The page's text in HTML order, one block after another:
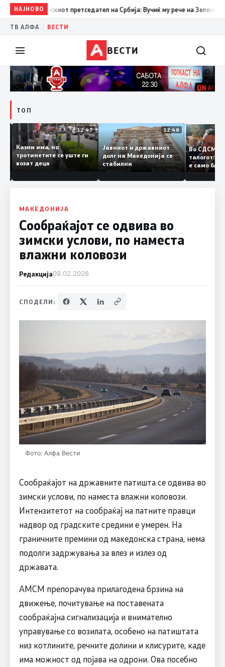
НАЈНОВО15:29Прва посета на украинскиот претседател на Србија:
ТВ АЛФА ВЕСТИ
ВЕСТИ
ТОП
12:47
Казни има, но
тротинетите се уште ги
возат деца
12:46
Јавниот и државниот
долг на Македонија се
стабилни
Во СДСМ
е само
копија
Заев
МАКЕДОНИЈА
Сообраќајот се одвива во
зимски услови, по наместа
влажни коловози
Редакција09.02.2026
СПОДЕЛИ:
Фото: Алфа Вести
Сообраќајот на државните патишта се одвива во
зимски услови, по наместа влажни коловози.
Интензитетот на сообраќај на патните правци
надвор од градските средини е умерен. На
граничните премини од македонска страна, нема
подолги задржувања за влез и излез од
државата.
АМСМ препорачува прилагодена брзина на
движење, почитување на поставената
сообраќајна сигнализација и внимателно
управување со возилата, особено на патиштата
низ котлините, речните долини и клисурите, каде
има можност од појава на одрони. Ова посебно